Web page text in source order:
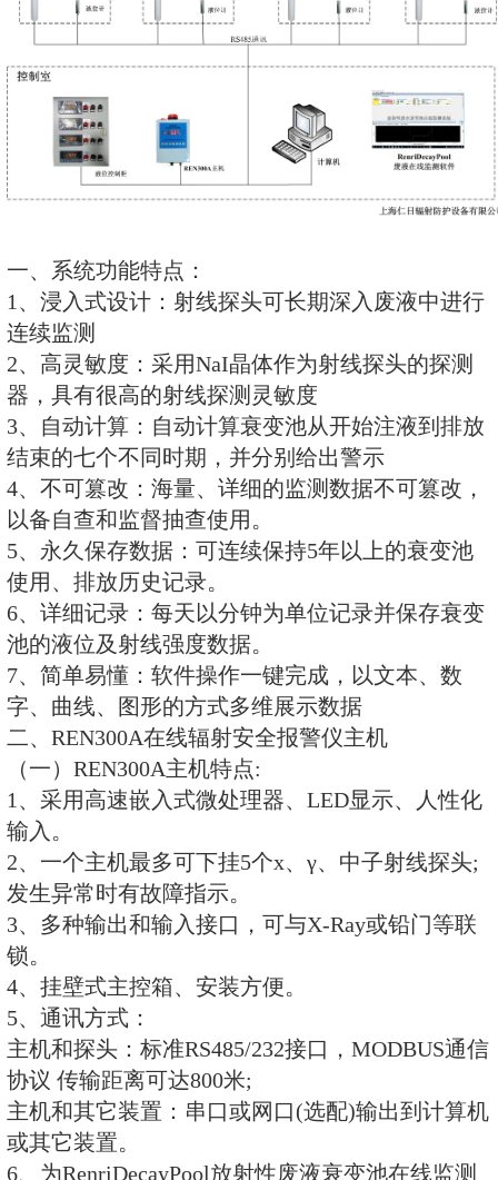
颜色的方式向管理人员展示衰变
变化信息。软件简单、易操作，形
动化、数据不可篡改的特点是医
废液排放单位及行政主管单位的好
本系统是以工控机或商业台式计
全报警仪及射线探头为下位机，
组成一个RS-485通讯网络。在线
整套系统的大脑，由其完成全部系
制过程。
一、系统功能特点：
1、浸入式设计：射线探头可长期
连续监测